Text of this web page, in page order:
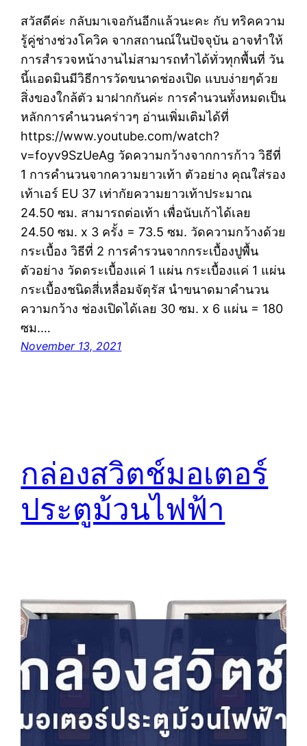
สวัสดีค่ะ กลับมาเจอกันอีกแล้วนะคะ กับ ทริคความ
รู้คู่ช่างช่วงโควิค จากสถานณ์ในปัจจุบัน อาจทำให้
การสำรวจหน้างานไม่สามารถทำได้ทั่วทุกพื้นที่ วัน
นี้แอดมินมีวิธีการวัดขนาดช่องเปิด แบบง่ายๆด้วย
สิ่งของใกล้ตัว มาฝากกันค่ะ การคำนวนทั้งหมดเป็น
หลักการคำนวนคร่าวๆ อ่านเพิ่มเติมได้ที่
https://www.youtube.com/watch?
v=foyv9SzUeAg วัดความกว้างจากการก้าว วิธีที่
1 การคำนวนจากความยาวเท้า ตัวอย่าง คุณใส่รอง
เท้าเอร์ EU 37 เท่ากัยความยาวเท้าประมาณ
24.50 ซม. สามารถต่อเท้า เพื่อนับเก้าได้เลย
24.50 ซม. x 3 ครั้ง = 73.5 ซม. วัดความกว้างด้วย
กระเบื้อง วิธีที่ 2 การคำรวนจากกระเบื้องปูพื้น
ตัวอย่าง วัดดระเบื้องแค่ 1 แผ่น กระเบื้องแค่ 1 แผ่น
กระเบื้องชนิดสี่เหลื่อมจัตุรัส นำขนาดมาคำนวน
ความกว้าง ช่องเปิดได้เลย 30 ซม. x 6 แผ่น = 180
ซม.…
November 13, 2021
กล่องสวิตช์มอเตอร์
ประตูม้วนไฟฟ้า